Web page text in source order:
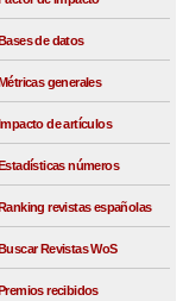
de datos
generales
de artículos
números
revistas españolas
Revistas WoS
recibidos